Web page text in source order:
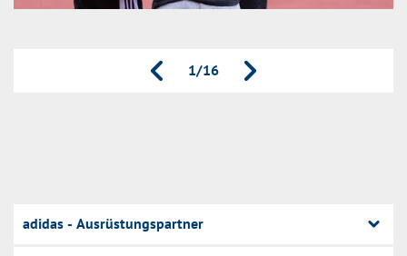
keyboard_arrow_left 1/16 keyboard_arrow_right
adidas - Ausrüstungspartner